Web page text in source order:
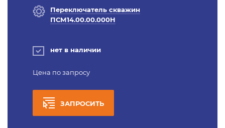
Переключатель скважин
ПСМ14.00.00.000Н
нет в наличии
Цена по запросу
ЗАПРОСИТЬ